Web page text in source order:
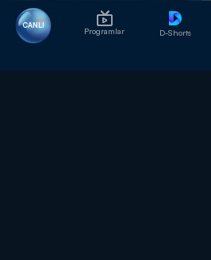
CANLI
Programlar D-Shorts